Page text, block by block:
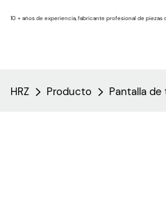
10 + años de experiencia, fabricante profesional de piezas
HRZ Producto Pantalla